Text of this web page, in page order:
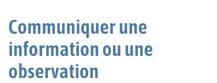
Communiquer une
information ou une
observation